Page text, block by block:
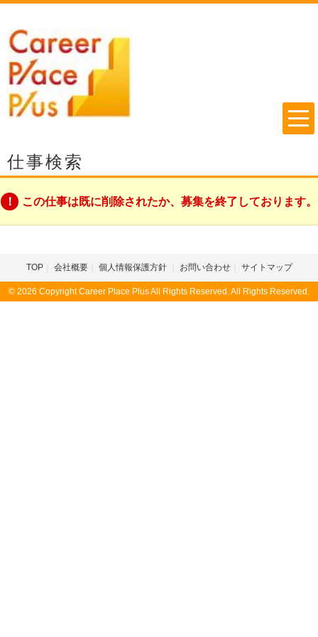
仕事検索
この仕事は既に削除されたか、募集を終了しております。
TOP 会社概要 個人情報保護方針 お問い合わせ サイトマップ
© 2026 Copyright Career Place Plus All Rights Reserved. All Rights Reserved.